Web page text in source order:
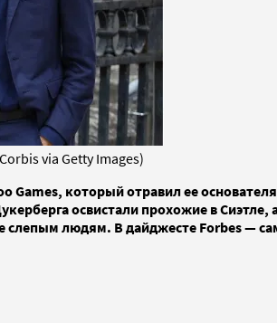
via Getty Images)
Games, который отравил ее
освистали прохожие в
людям. В дайджесте Forbes —